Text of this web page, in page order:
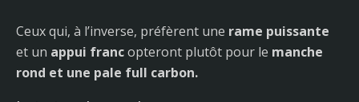
Ceux qui, à l’inverse, préfèrent une rame puissante
et un appui francopteront plutôt pour le manche
rond et une pale full carbon.